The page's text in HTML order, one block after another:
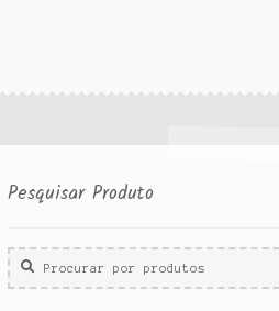
Pesquisar Produto
Procurar
por: